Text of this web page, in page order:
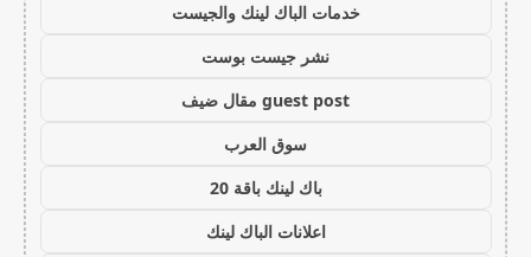
خدمات الباك لينك والجيست
نشر جيست بوست
guest post مقال ضيف
سوق العرب
باك لينك باقة 20
اعلانات الباك لينك